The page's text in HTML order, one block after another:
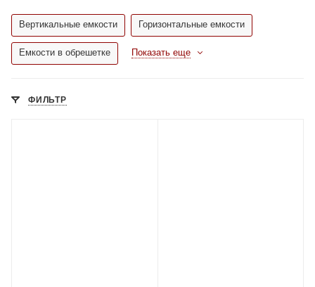
Вертикальные емкости Горизонтальные емкости
Емкости в обрешетке Показать еще
ФИЛЬТР